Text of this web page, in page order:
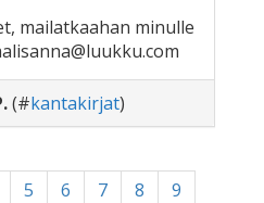
mailatkaahan minulle
(#kantakirjat)
5 6 7 8
9